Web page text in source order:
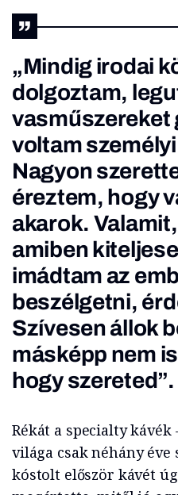
„Mindig irodai
dolgoztam,
vasműszereket
voltam
Nagyon
éreztem, hogy
akarok.
amiben
imádtam az
beszélgetni,
Szívesen állok
másképp nem
hogy szereted”.
Rékát a specialty kávék
világa csak néhány
kóstolt először kávét